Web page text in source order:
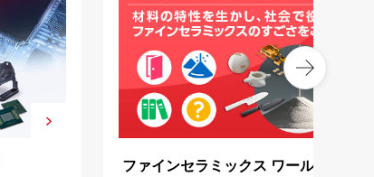
ファインセラミックス ワールド